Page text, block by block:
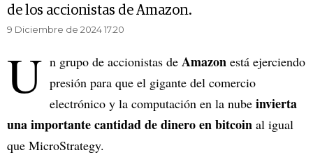
de los accionistas de Amazon.
9 Diciembre de 2024 17.20
U n grupo de accionistas de Amazon está ejerciendo
presión para que el gigante del comercio
electrónico y la computación en la nube invierta
una importante cantidad de dinero en bitcoin al igual
que MicroStrategy.